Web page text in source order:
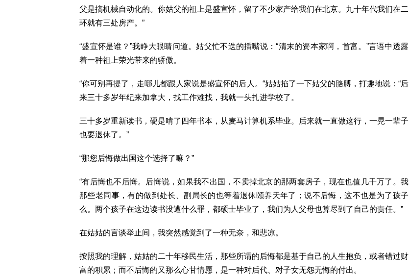
父是搞机械自动化的。你姑父的祖上是盛宣怀，留了不少家产给我们在北京。九十年代我们在二
环就有三处房产。”
“盛宣怀是谁？”我睁大眼睛问道。姑父忙不迭的插嘴说：“清末的资本家啊，首富。”言语中透露
着一种祖上荣光带来的骄傲。
“你可别再提了，走哪儿都跟人家说是盛宣怀的后人。“姑姑掐了一下姑父的胳膊，打趣地说：“后
来三十多岁年纪来加拿大，找工作难找，我就一头扎进学校了。
三十多岁重新读书，硬是啃了四年书本，从麦马计算机系毕业。后来就一直做这行，一晃一辈子
也要退休了。”
“那您后悔做出国这个选择了嘛？”
“有后悔也不后悔。后悔说，如果我不出国，不卖掉北京的那两套房子，现在也值几千万了。我
那些老同事，有的做到处长、副局长的也等着退休颐养天年了；说不后悔，这不也是为了孩子
么。两个孩子在这边读书没遭什么罪，都硕士毕业了，我们为人父母也算尽到了自己的责任。”
在姑姑的言谈举止间，我突然感觉到了一种无奈，和悲凉。
按照我的理解，姑姑的二十年移民生活，那些所谓的后悔都是基于自己的人生抱负，或者错过财
富的积累；而不后悔的又那么心甘情愿，是一种对后代、对子女无怨无悔的付出。